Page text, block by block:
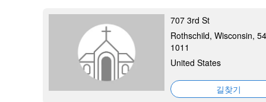
707 3rd St
Rothschild, Wisconsin,
1011
United States
길찾기